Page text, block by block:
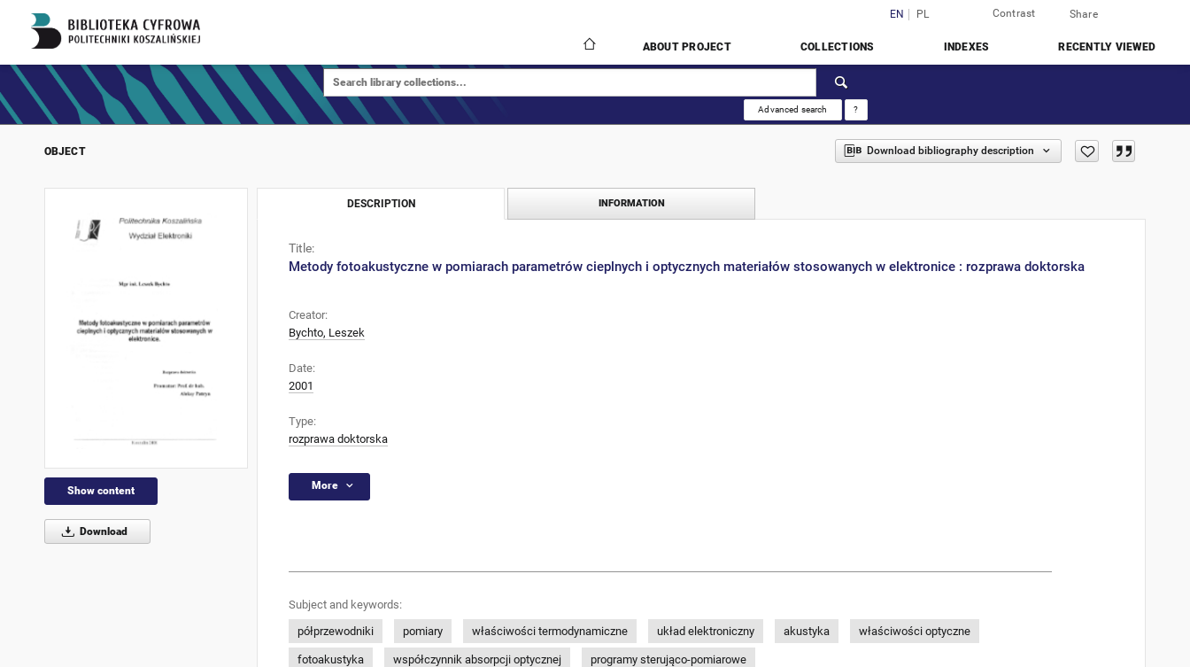
EN PL Contrast Share
ABOUT PROJECT COLLECTIONS INDEXES RECENTLY VIEWED
Advanced search ?
OBJECT Download bibliography description
Show content
Download
DESCRIPTION INFORMATION
Title:
Metody fotoakustyczne w pomiarach parametrów cieplnych i optycznych materiałów stosowanych w elektronice : rozprawa doktorska
Creator:
Bychto, Leszek
Date:
2001
Type:
rozprawa doktorska
More
Subject and keywords:
półprzewodniki
pomiary właściwości termodynamiczne układ elektroniczny akustyka właściwości optyczne
fotoakustyka współczynnik absorpcji optycznej programy sterująco-pomiarowe